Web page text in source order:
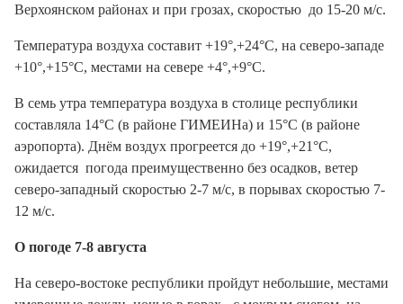
Верхоянском районах и при грозах, скоростью до 15-20 м/с.
Температура воздуха составит +19°,+24°С, на северо-западе
+10°,+15°С, местами на севере +4°,+9°С.
В семь утра температура воздуха в столице республики
составляла 14°С (в районе ГИМЕИНа) и 15°С (в районе
аэропорта). Днём воздух прогреется до +19°,+21°С,
ожидается погода преимущественно без осадков, ветер
северо-западный скоростью 2-7 м/с, в порывах скоростью 7-
12 м/с.
О погоде 7-8 августа
На северо-востоке республики пройдут небольшие, местами